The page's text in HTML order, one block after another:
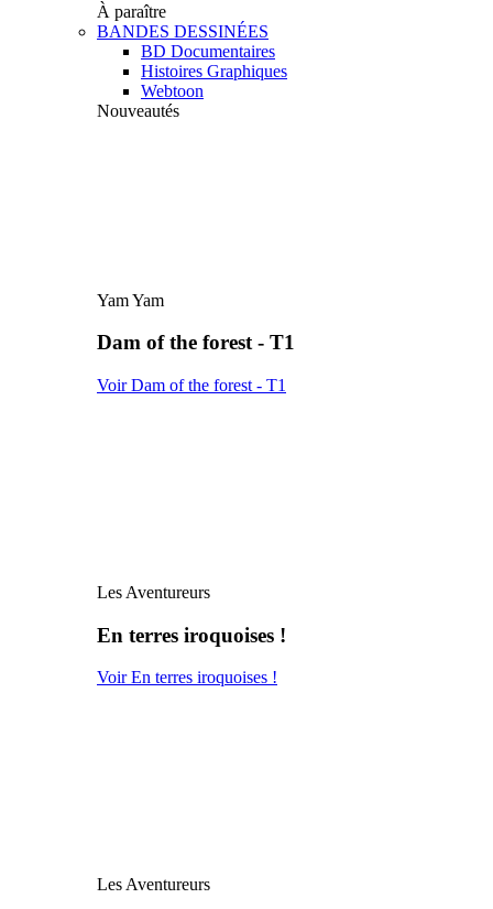
À paraître
BANDES DESSINÉES
BD Documentaires
Histoires Graphiques
Webtoon
Nouveautés
Yam Yam
Dam of the forest - T1
Voir Dam of the forest - T1
Les Aventureurs
En terres iroquoises !
Voir En terres iroquoises !
Les Aventureurs